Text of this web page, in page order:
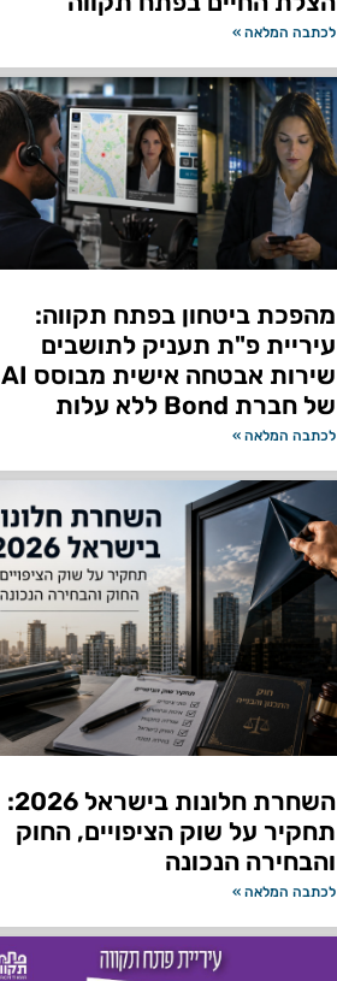
לכתבה המלאה »
מהפכת ביטחון בפתח תקווה:
עיריית פ"ת תעניק לתושבים
שירות אבטחה אישית מבוסס AI
של חברת Bond ללא עלות
לכתבה המלאה »
השחרת חלונות בישראל 2026:
תחקיר על שוק הציפויים, החוק
והבחירה הנכונה
לכתבה המלאה »